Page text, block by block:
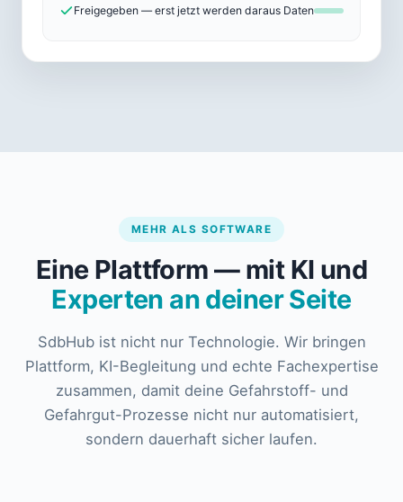
Freigegeben — erst jetzt werden daraus Daten
MEHR ALS SOFTWARE
Eine Plattform — mit KI und
Experten an deiner Seite
SdbHub ist nicht nur Technologie. Wir bringen
Plattform, KI-Begleitung und echte Fachexpertise
zusammen, damit deine Gefahrstoff- und
Gefahrgut-Prozesse nicht nur automatisiert,
sondern dauerhaft sicher laufen.